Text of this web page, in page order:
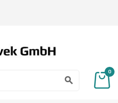
search
0